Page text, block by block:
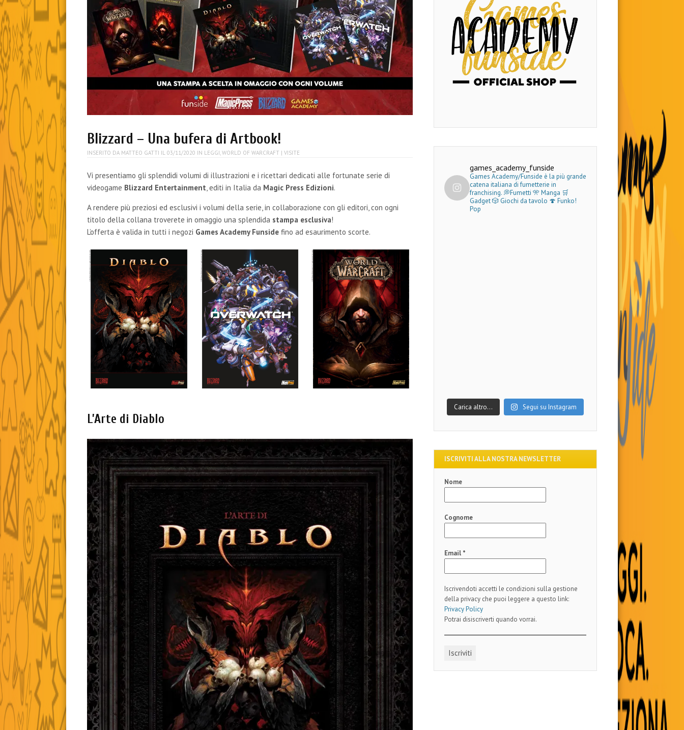
Blizzard – Una bufera di Artbook!
INSERITO DA MATTEO GATTI IL03/11/2020 IN LEGGI,WORLD OF WARCRAFT | VISITE
Vi presentiamo gli splendidi volumi di illustrazioni e i ricettari dedicati alle fortunate serie di
videogame Blizzard Entertainment, editi in Italia da Magic Press Edizioni.
A rendere più preziosi ed esclusivi i volumi della serie, in collaborazione con gli editori, con ogni
titolo della collana troverete in omaggio una splendida stampa esclusiva!
L’offerta è valida in tutti i negozi Games Academy Funside fino ad esaurimento scorte.
L’Arte di Diablo
games_academy_funside
Games Academy/Funside è la più grande
catena italiana di fumetterie in
franchising.💭Fumetti 🎌 Manga 🛒
Gadget🎲 Giochi da tavolo 🍄 Funko!
Pop
Carica altro… Segui su Instagram
ISCRIVITI ALLA NOSTRA NEWSLETTER
Nome
Cognome
Email *
Iscrivendoti accetti le condizioni sulla gestione
della privacy che puoi leggere a questo link:
Privacy Policy
Potrai disiscriverti quando vorrai.